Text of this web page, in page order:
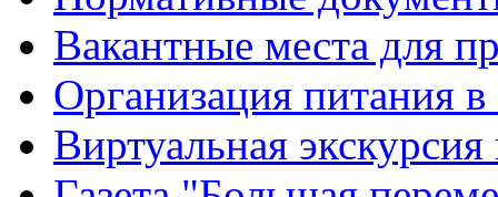
Вакантные места для
Организация питания в
Виртуальная